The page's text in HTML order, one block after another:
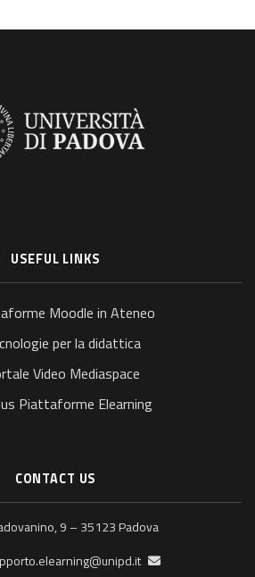
USEFUL LINKS
Moodle in Ateneo
per la didattica
Video Mediaspace
Piattaforme Elearning
CONTACT US
9 – 35123 Padova
Email :